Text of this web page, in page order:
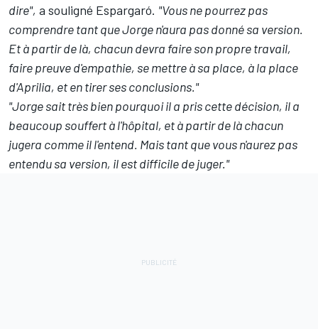
dire", a souligné Espargaró. "Vous ne pourrez pas
comprendre tant que Jorge n'aura pas donné sa version.
Et à partir de là, chacun devra faire son propre travail,
faire preuve d'empathie, se mettre à sa place, à la place
d'Aprilia, et en tirer ses conclusions."
"Jorge sait très bien pourquoi il a pris cette décision, il a
beaucoup souffert à l'hôpital, et à partir de là chacun
jugera comme il l'entend. Mais tant que vous n'aurez pas
entendu sa version, il est difficile de juger."